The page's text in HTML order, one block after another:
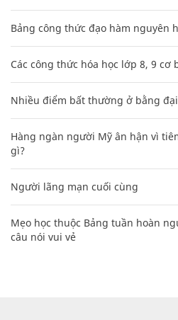
Bảng công thức đạo hàm nguyên
Các công thức hóa học lớp 8, 9 cơ
Nhiều điểm bất thường ở bằng đại
Hàng ngàn người Mỹ ân hận vì
gì?
Người lãng mạn cuối cùng
Mẹo học thuộc Bảng tuần hoàn
câu nói vui vẻ